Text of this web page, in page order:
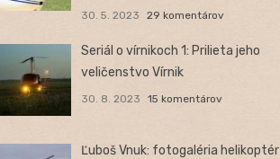
30. 5. 2023 29 komentárov
Seriál o vírnikoch 1: Prilieta jeho
veličenstvo Vírnik
30. 8. 2023 15 komentárov
Ľuboš Vnuk: fotogaléria helikoptér